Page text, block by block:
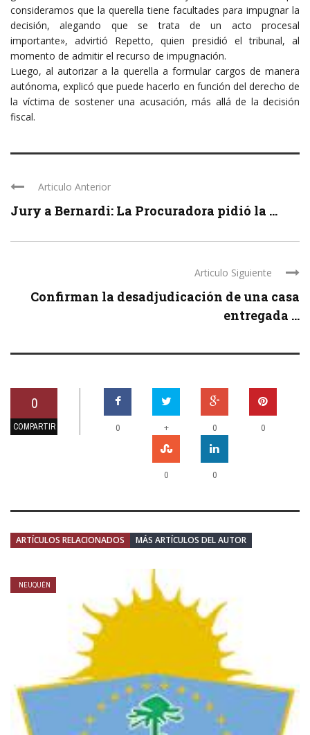
consideramos que la querella tiene facultades para impugnar la
decisión, alegando que se trata de un acto procesal
importante», advirtió Repetto, quien presidió el tribunal, al
momento de admitir el recurso de impugnación.
Luego, al autorizar a la querella a formular cargos de manera
autónoma, explicó que puede hacerlo en función del derecho de
la víctima de sostener una acusación, más allá de la decisión
fiscal.
Articulo Anterior
Jury a Bernardi: La Procuradora pidió la ...
Articulo Siguiente
Confirman la desadjudicación de una casa
entregada ...
0
COMPARTIR 0 + 0 0
0 0
ARTÍCULOS RELACIONADOS MÁS ARTÍCULOS DEL AUTOR
NEUQUÉN